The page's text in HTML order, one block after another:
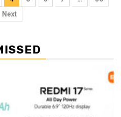
Next